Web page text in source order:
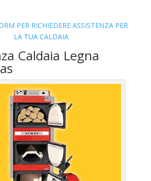
PER RICHIEDERE ASSISTENZA PER
LA TUA CALDAIA
Caldaia Legna